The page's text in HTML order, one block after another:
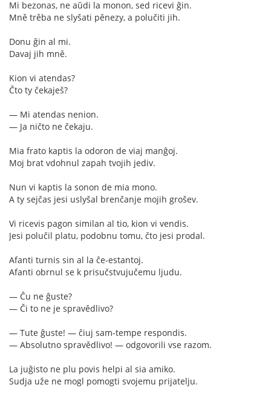
Mi bezonas, ne aŭdi la monon, sed ricevi ĝin.
Mně trěba ne slyšati pěnezy, a polučiti jih.
Donu ĝin al mi.
Davaj jih mně.
Kion vi atendas?
Čto ty čekaješ?
— Mi atendas nenion.
— Ja ničto ne čekaju.
Mia frato kaptis la odoron de viaj manĝoj.
Moj brat vdohnul zapah tvojih jediv.
Nun vi kaptis la sonon de mia mono.
A ty sejčas jesi uslyšal brenčanje mojih grošev.
Vi ricevis pagon similan al tio, kion vi vendis.
Jesi polučil platu, podobnu tomu, čto jesi prodal.
Afanti turnis sin al la ĉe-estantoj.
Afanti obrnul se k prisučstvujučemu ljudu.
— Ĉu ne ĝuste?
— Či to ne je spravědlivo?
— Tute ĝuste! — ĉiuj sam-tempe respondis.
— Absolutno spravědlivo! — odgovorili vse razom.
La juĝisto ne plu povis helpi al sia amiko.
Sudja uže ne mogl pomogti svojemu prijatelju.